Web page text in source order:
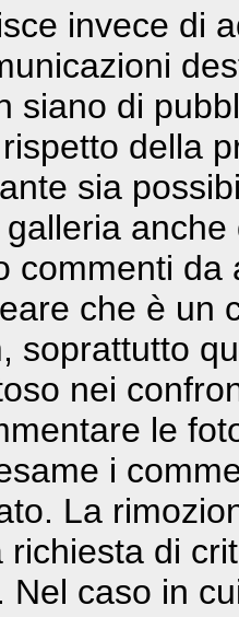
invece di
siano di
della
sia
commenti da
che è un
soprattutto
nei
le
i
La
richiesta di
Nel caso in